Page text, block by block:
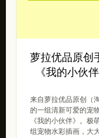
萝拉优品原创
《我的小伙伴
来自萝拉优品原创（淘
的一组清新可爱的宠
《我的小伙伴》。极
组宠物水彩插画，大